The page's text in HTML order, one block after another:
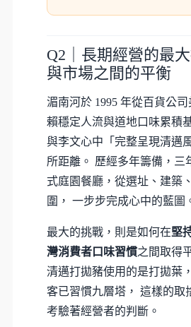
Q2｜長期經營的最
與市場之間的平衡
湄南河於 1995 年從百貨公
賴穩定人流與道地口味累積
與李文心中「完整呈現清邁
所距離。 歷經多年籌備，三
式庭園餐廳，從選址、建築
圍， 一步步完成心中的藍圖
最大的挑戰，則是如何在堅
灣消費者口味習慣之間取得
清邁打拋豬使用的是打拋葉
客已習慣九層塔， 這樣的取
考驗著經營者的判斷。